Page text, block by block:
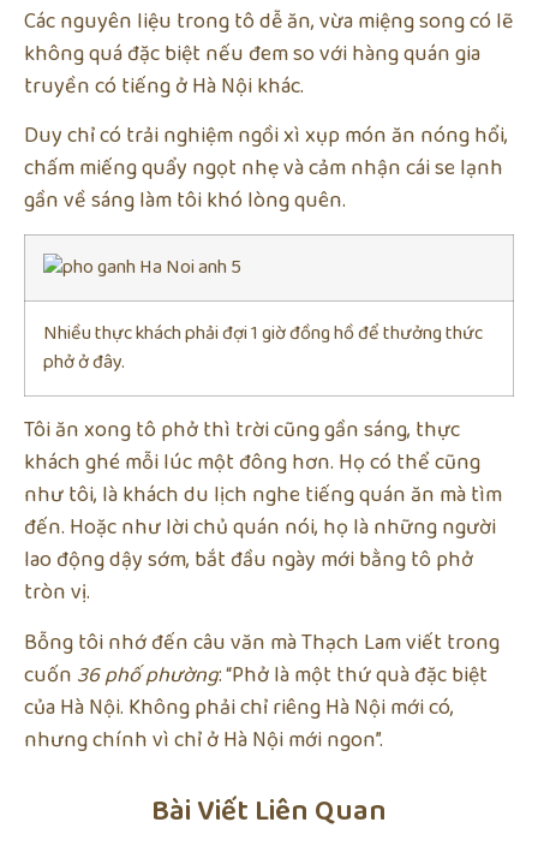
Các nguyên liệu trong tô dễ ăn, vừa miệng song có lẽ
không quá đặc biệt nếu đem so với hàng quán gia
truyền có tiếng ở Hà Nội khác.
Duy chỉ có trải nghiệm ngồi xì xụp món ăn nóng hổi,
chấm miếng quẩy ngọt nhẹ và cảm nhận cái se lạnh
gần về sáng làm tôi khó lòng quên.
Nhiều thực khách phải đợi 1 giờ đồng hồ để thưởng thức
phở ở đây.
Tôi ăn xong tô phở thì trời cũng gần sáng, thực
khách ghé mỗi lúc một đông hơn. Họ có thể cũng
như tôi, là khách du lịch nghe tiếng quán ăn mà tìm
đến. Hoặc như lời chủ quán nói, họ là những người
lao động dậy sớm, bắt đầu ngày mới bằng tô phở
tròn vị.
Bỗng tôi nhớ đến câu văn mà Thạch Lam viết trong
cuốn 36 phố phường: “Phở là một thứ quà đặc biệt
của Hà Nội. Không phải chỉ riêng Hà Nội mới có,
nhưng chính vì chỉ ở Hà Nội mới ngon”.
Bài Viết Liên Quan